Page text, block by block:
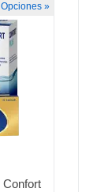
Confort
»